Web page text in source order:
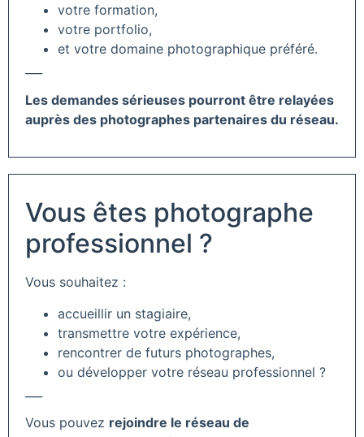
votre formation,
votre portfolio,
et votre domaine photographique préféré.
Les demandes sérieuses pourront être relayées
auprès des photographes partenaires du réseau.
Vous êtes photographe
professionnel ?
Vous souhaitez :
accueillir un stagiaire,
transmettre votre expérience,
rencontrer de futurs photographes,
ou développer votre réseau professionnel ?
Vous pouvez rejoindre le réseau de